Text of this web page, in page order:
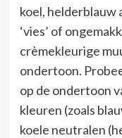
koel, helderblauw
‘vies’ of
crèmekleurige
ondertoon.
op de ondertoon
kleuren (zoals
koele neutralen